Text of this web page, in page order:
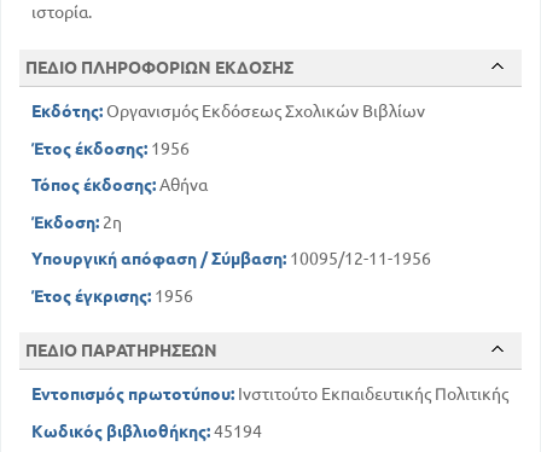
ιστορία.
ΠΕΔΙΟ ΠΛΗΡΟΦΟΡΙΩΝ ΕΚΔΟΣΗΣ
Εκδότης:Οργανισμός Εκδόσεως Σχολικών Βιβλίων
Έτος έκδοσης: 1956
Τόπος έκδοσης:Αθήνα
Έκδοση: 2η
Υπουργική απόφαση / Σύμβαση: 10095/12-11-1956
Έτος έγκρισης: 1956
ΠΕΔΙΟ ΠΑΡΑΤΗΡΗΣΕΩΝ
Εντοπισμός πρωτοτύπου: Ινστιτούτο Εκπαιδευτικής Πολιτικής
Κωδικός βιβλιοθήκης:45194